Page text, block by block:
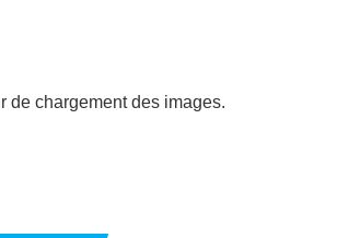
de chargement des images.